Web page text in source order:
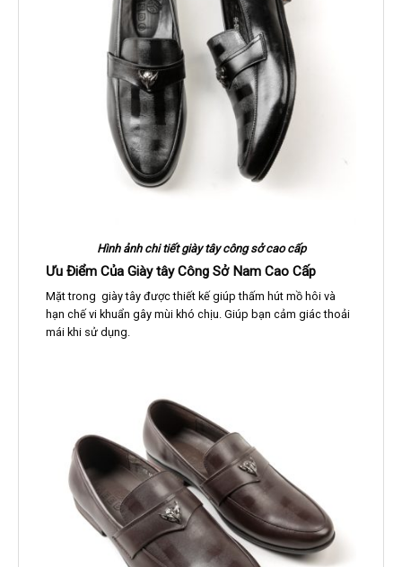
Hình ảnh chi tiết giày tây công sở cao cấp
Ưu Điểm Của Giày tây Công Sở Nam Cao Cấp
Mặt trong giày tây được thiết kế giúp thấm hút mồ hôi và
hạn chế vi khuẩn gây mùi khó chịu. Giúp bạn cảm giác thoải
mái khi sử dụng.